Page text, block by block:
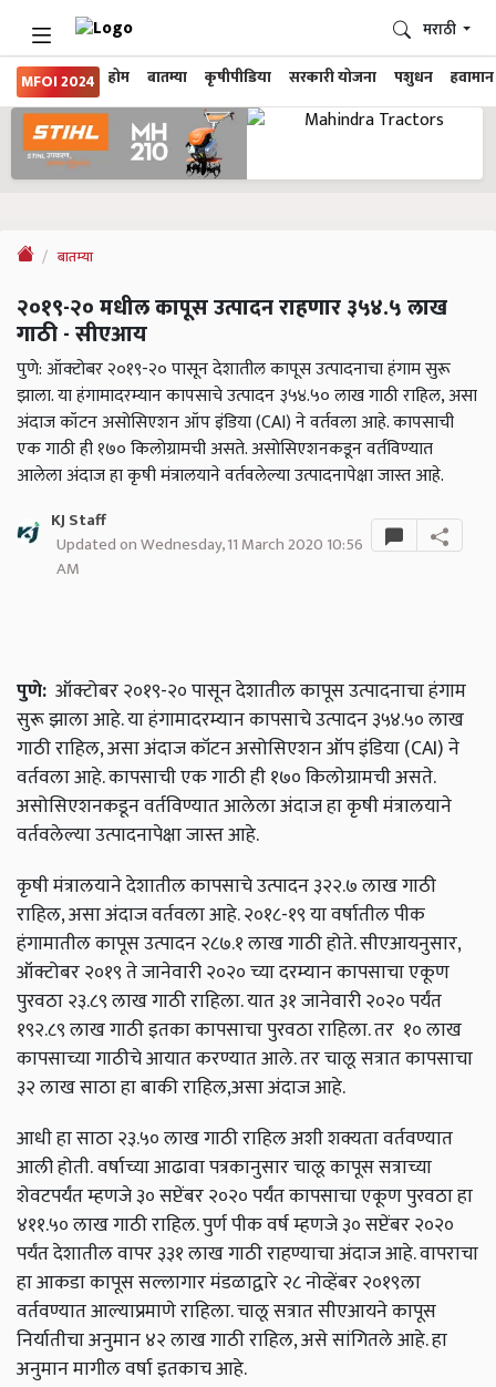
MFOI 2024 होम बातम्या कृषीपीडिया सरकारी योजना पशुधन हवामान
मराठी
बातम्या
२०१९-२० मधील कापूस उत्पादन राहणार ३५४.५ लाख
गाठी - सीएआय
पुणे: ऑक्टोबर २०१९-२० पासून देशातील कापूस उत्पादनाचा हंगाम सुरू
झाला. या हंगामादरम्यान कापसाचे उत्पादन ३५४.५० लाख गाठी राहिल, असा
अंदाज कॉटन असोसिएशन ऑप इंडिया (CAI) ने वर्तवला आहे. कापसाची
एक गाठी ही १७० किलोग्रामची असते. असोसिएशनकडून वर्तविण्यात
आलेला अंदाज हा कृषी मंत्रालयाने वर्तवलेल्या उत्पादनापेक्षा जास्त आहे.
KJ Staff
Updated on Wednesday, 11 March 2020 10:56
AM
पुणे: ऑक्टोबर २०१९-२० पासून देशातील कापूस उत्पादनाचा हंगाम
सुरू झाला आहे. या हंगामादरम्यान कापसाचे उत्पादन ३५४.५० लाख
गाठी राहिल, असा अंदाज कॉटन असोसिएशन ऑप इंडिया (CAI) ने
वर्तवला आहे. कापसाची एक गाठी ही १७० किलोग्रामची असते.
असोसिएशनकडून वर्तविण्यात आलेला अंदाज हा कृषी मंत्रालयाने
वर्तवलेल्या उत्पादनापेक्षा जास्त आहे.
कृषी मंत्रालयाने देशातील कापसाचे उत्पादन ३२२.७ लाख गाठी
राहिल, असा अंदाज वर्तवला आहे. २०१८-१९ या वर्षातील पीक
हंगामातील कापूस उत्पादन २८७.१ लाख गाठी होते. सीएआयनुसार,
ऑक्टोबर २०१९ ते जानेवारी २०२० च्या दरम्यान कापसाचा एकूण
पुरवठा २३.८९ लाख गाठी राहिला. यात ३१ जानेवारी २०२० पर्यंत
१९२.८९ लाख गाठी इतका कापसाचा पुरवठा राहिला. तर १० लाख
कापसाच्या गाठीचे आयात करण्यात आले. तर चालू सत्रात कापसाचा
३२ लाख साठा हा बाकी राहिल,असा अंदाज आहे.
आधी हा साठा २३.५० लाख गाठी राहिल अशी शक्यता वर्तवण्यात
आली होती. वर्षाच्या आढावा पत्रकानुसार चालू कापूस सत्राच्या
शेवटपर्यंत म्हणजे ३० सप्टेंबर २०२० पर्यंत कापसाचा एकूण पुरवठा हा
४११.५० लाख गाठी राहिल. पुर्ण पीक वर्ष म्हणजे ३० सप्टेंबर २०२०
पर्यंत देशातील वापर ३३१ लाख गाठी राहण्याचा अंदाज आहे. वापराचा
हा आकडा कापूस सल्लागार मंडळाद्वारे २८ नोव्हेंबर २०१९ला
वर्तवण्यात आल्याप्रमाणे राहिला. चालू सत्रात सीएआयने कापूस
निर्यातीचा अनुमान ४२ लाख गाठी राहिल, असे सांगितले आहे. हा
अनुमान मागील वर्षा इतकाच आहे.